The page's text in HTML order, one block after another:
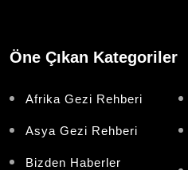
Öne Çıkan Kategoriler
Afrika Gezi Rehberi
Asya Gezi Rehberi
Bizden Haberler